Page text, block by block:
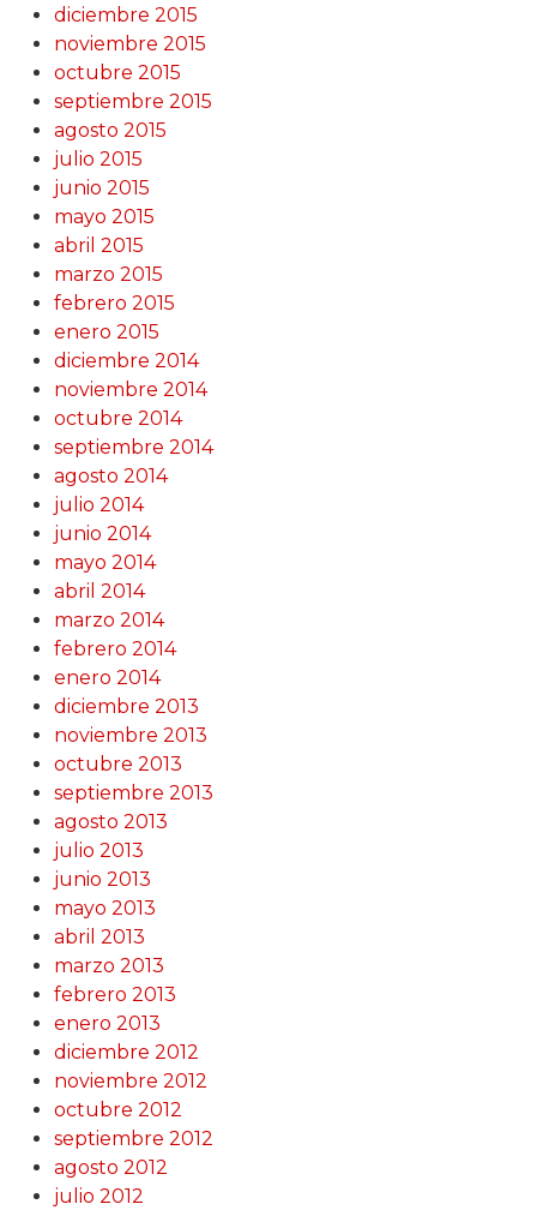
diciembre 2015
noviembre 2015
octubre 2015
septiembre 2015
agosto 2015
julio 2015
junio 2015
mayo 2015
abril 2015
marzo 2015
febrero 2015
enero 2015
diciembre 2014
noviembre 2014
octubre 2014
septiembre 2014
agosto 2014
julio 2014
junio 2014
mayo 2014
abril 2014
marzo 2014
febrero 2014
enero 2014
diciembre 2013
noviembre 2013
octubre 2013
septiembre 2013
agosto 2013
julio 2013
junio 2013
mayo 2013
abril 2013
marzo 2013
febrero 2013
enero 2013
diciembre 2012
noviembre 2012
octubre 2012
septiembre 2012
agosto 2012
julio 2012